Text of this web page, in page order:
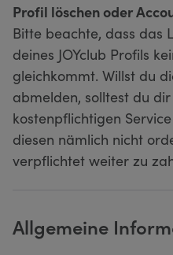
Profil löschen oder
Bitte beachte, dass das
deines JOYclub Profils
gleichkommt. Willst du
abmelden, solltest du
kostenpflichtigen
diesen nämlich nicht
verpflichtet weiter zu
Allgemeine